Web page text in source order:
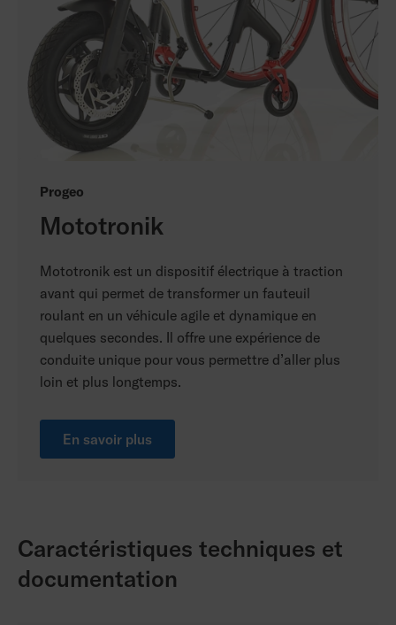
Progeo
Mototronik
Mototronik est un dispositif électrique à traction
avant qui permet de transformer un fauteuil
roulant en un véhicule agile et dynamique en
quelques secondes. Il offre une expérience de
conduite unique pour vous permettre d’aller plus
loin et plus longtemps.
En savoir plus
Caractéristiques techniques et
documentation